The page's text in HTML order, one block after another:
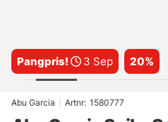
Pangpris! 3 Sep 20%
Abu Garcia Artnr: 1580777